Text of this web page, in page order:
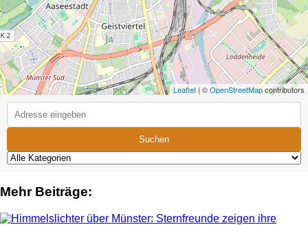
Leaflet | ©OpenStreetMapcontributors
Suchen
Mehr Beiträge: